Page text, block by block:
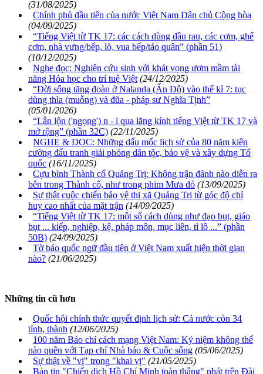
(31/08/2025)
Chính phủ đầu tiên của nước Việt Nam Dân chủ Cộng hòa
(04/09/2025)
“Tiếng Việt từ TK 17: các cách dùng đầu rau, các cơm, ghế
cơm, nhà vưng/bếp, lò, vua bếp/táo quân” (phần 51)
(10/12/2025)
Nghe đọc: Nghiên cứu sinh với khát vọng ươm mầm tài
năng Hóa học cho trí tuệ Việt (24/12/2025)
“Đời sống tăng đoàn ở Nalanda (Ấn Độ) vào thế kỉ 7: tục
dùng thìa (muỗng) và đũa - pháp sư Nghĩa Tịnh”
(05/01/2026)
“Lẫn lộn ('ngọng') n - l qua lăng kính tiếng Việt từ TK 17 và
mở rộng” (phần 32C) (22/11/2025)
NGHE & ĐỌC: Những dấu mốc lịch sử của 80 năm kiên
cường đấu tranh giải phóng dân tộc, bảo vệ và xây dựng Tổ
quốc (16/11/2025)
Cựu bình Thành cổ Quảng Trị: Không trận đánh nào diễn ra
bên trong Thành cổ, như trong phim Mưa đỏ (13/09/2025)
Sự thật cuộc chiến bảo vệ thị xã Quảng Trị từ góc độ chỉ
huy cao nhất của mặt trận (14/09/2025)
“Tiếng Việt từ TK 17: một số cách dùng như đạo bụt, giáo
bụt ... kiếp, nghiệp, kệ, pháp môn, mục liên, tì lô ...” (phần
50B) (24/09/2025)
Tờ báo quốc ngữ đầu tiên ở Việt Nam xuất hiện thời gian
nào? (21/06/2025)
Những tin cũ hơn
Quốc hội chính thức quyết định lịch sử: Cả nước còn 34
tỉnh, thành (12/06/2025)
100 năm Báo chí cách mạng Việt Nam: Kỷ niệm không thể
nào quên với Tạp chí Nhà báo & Cuộc sống (05/06/2025)
Sự thật về "vị" trong "khai vị" (21/05/2025)
Bản tin "Chiến dịch Hồ Chí Minh toàn thắng" phát trên Đài